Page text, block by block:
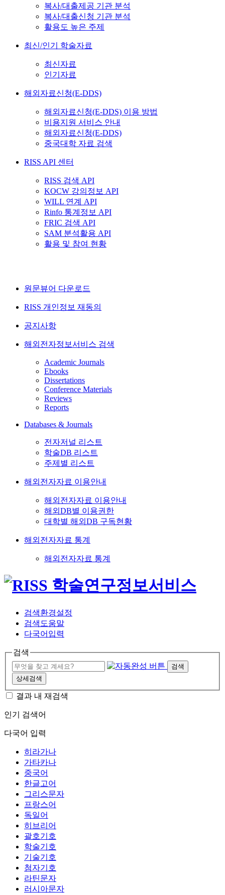
복사/대출제공 기관 분석
복사/대출신청 기관 분석
활용도 높은 주제
최신/인기 학술자료
최신자료
인기자료
해외자료신청(E-DDS)
해외자료신청(E-DDS) 이용 방법
비용지원 서비스 안내
해외자료신청(E-DDS)
중국대학 자료 검색
RISS API 센터
RISS 검색 API
KOCW 강의정보 API
WILL 연계 API
Rinfo 통계정보 API
FRIC 검색 API
SAM 분석활용 API
활용 및 참여 현황
원문뷰어 다운로드
RISS 개인정보 재동의
공지사항
해외전자정보서비스 검색
Academic Journals
Ebooks
Dissertations
Conference Materials
Reviews
Reports
Databases & Journals
전자저널 리스트
학술DB 리스트
주제별 리스트
해외전자자료 이용안내
해외전자자료 이용안내
해외DB별 이용권한
대학별 해외DB 구독현황
해외전자자료 통계
해외전자자료 통계
검색환경설정
검색도움말
다국어입력
검색
검색
상세검색
결과 내 재검색
인기 검색어
다국어 입력
히라가나
가타카나
중국어
한글고어
그리스문자
프랑스어
독일어
히브리어
괄호기호
학술기호
기술기호
첨자기호
라틴문자
러시아문자